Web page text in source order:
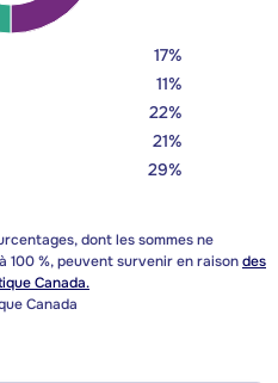
17%
11%
22%
21%
29%
dont les sommes ne
100 %, peuvent survenir en raisondes
Canada.
Canada